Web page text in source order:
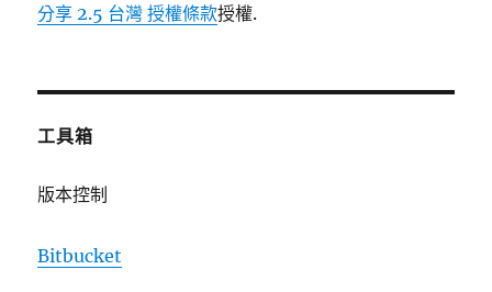
分享 2.5 台灣 授權條款授權.
工具箱
版本控制
Bitbucket